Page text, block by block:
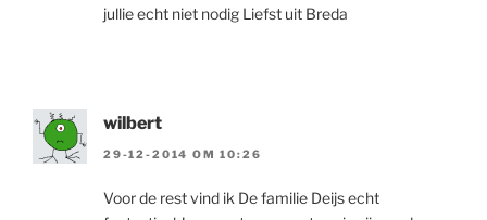
jullie echt niet nodig Liefst uit Breda
wilbert
29-12-2014 OM 10:26
Voor de rest vind ik De familie Deijs echt